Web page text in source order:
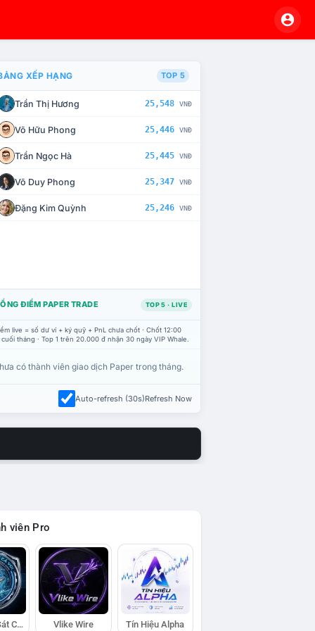
CHẾ TÀI XỬ LÝ VI PHẠM
XẾP HẠNG TOP 5
Trần Thị Hương 25,548 VNĐ
Võ Hữu Phong 25,446 VNĐ
Trần Ngọc Hà 25,445 VNĐ
Võ Duy Phong 25,347 VNĐ
Đặng Kim Quỳnh 25,246 VNĐ
ĐIỂM PAPER TRADE TOP 5 · LIVE
live = số dư ví + ký quỹ + PnL chưa chốt · Chốt 12:00
tháng · Top 1 trên 20.000 đ nhận 30 ngày VIP Whale.
có thành viên giao dịch Paper trong tháng.
Auto-refresh (30s)Refresh Now
viên Pro
Đội Trinh Sát Cá Voi Vlike Wire Tín Hiệu Alpha